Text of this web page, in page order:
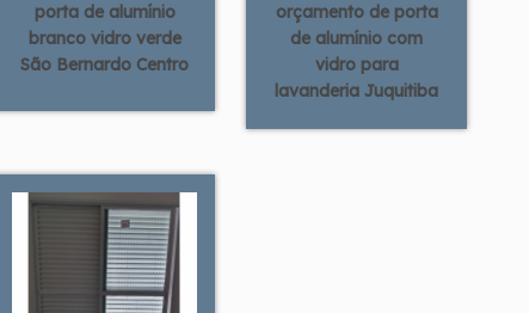
porta de alumínio
branco vidro verde
São Bernardo Centro
orçamento de porta
de alumínio com
vidro para
lavanderia Juquitiba